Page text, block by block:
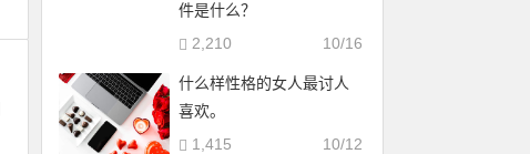
件是什么？
10/16
2,210
什么样性格的女人最讨人
喜欢。
10/12
1,415